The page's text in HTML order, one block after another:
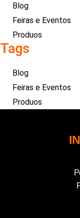
Blog
Feiras e Eventos
Produos
Tags
Blog
Feiras e Eventos
Produos